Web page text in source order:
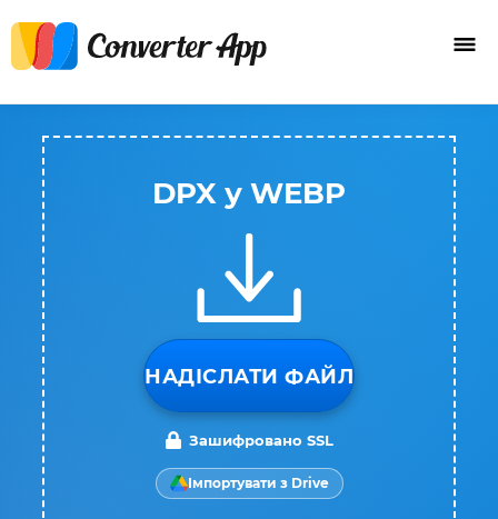
DPX у WEBP
НАДІСЛАТИ ФАЙЛ
Зашифровано SSL
Імпортувати з Drive